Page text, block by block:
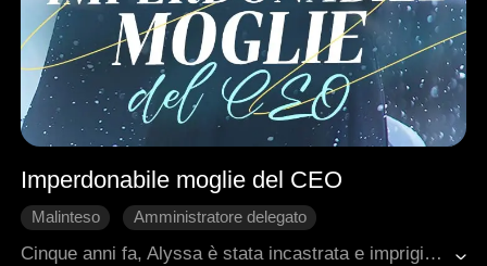
Imperdonabile moglie del CEO
Malinteso
Amministratore delegato
Amore difficile da conquistare
Cinque anni fa, Alyssa è stata incastrata e imprigionata ingiustamente. Dopo cinque anni le è stato diagnosticato un cancro e ha perso anche il suo stesso figlio a causa dei piani orditi contro di lei. Piena di disperazione, decide di andarsene, ma Eric la tiene al suo fianco, facendo leva sulla nonna. Con numerose incomprensioni tra loro, come potranno ricucire il legame spezzato?